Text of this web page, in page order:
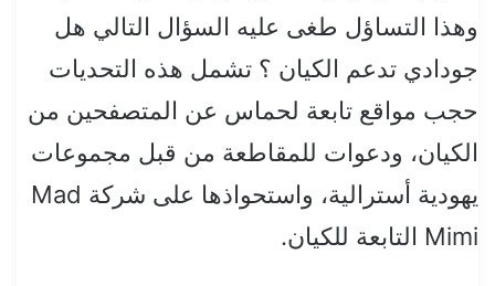
وهذا التساؤل طغى عليه السؤال التالي هل
جودادي تدعم الكيان ؟ تشمل هذه التحديات
حجب مواقع تابعة لحماس عن المتصفحين من
الكيان، ودعوات للمقاطعة من قبل مجموعات
يهودية أسترالية، واستحواذها على شركة Mad
Mimi التابعة للكيان.